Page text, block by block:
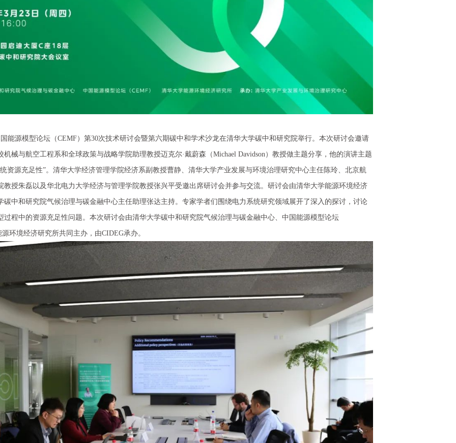
能源模型论坛（CEMF）第30次技术研讨会暨第六期碳中和学术沙龙在清华大学碳中和研究院举行。本次研讨会邀请
械与航空工程系和全球政策与战略学院助理教授迈克尔·戴蔚森（Michael Davidson）教授做主题分享，他的演讲主题
资源充足性”。清华大学经济管理学院经济系副教授曹静、清华大学产业发展与环境治理研究中心主任陈玲、北京航
教授朱磊以及华北电力大学经济与管理学院教授张兴平受邀出席研讨会并参与交流。研讨会由清华大学能源环境经济
碳中和研究院气候治理与碳金融中心主任助理张达主持。专家学者们围绕电力系统研究领域展开了深入的探讨，讨论
过程中的资源充足性问题。本次研讨会由清华大学碳中和研究院气候治理与碳金融中心、中国能源模型论坛
环境经济研究所共同主办，由CIDEG承办。